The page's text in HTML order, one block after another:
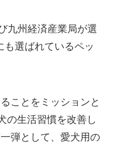
九州経済産業局が選
も選ばれているペッ
ことをミッションと
の生活習慣を改善し
弾として、愛犬用の